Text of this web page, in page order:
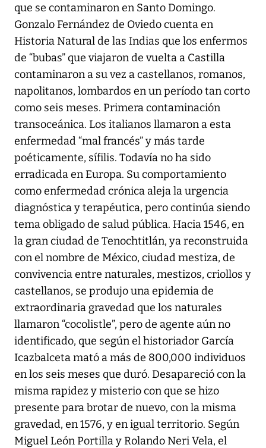
que se contaminaron en Santo Domingo.
Gonzalo Fernández de Oviedo cuenta en
Historia Natural de las Indias que los enfermos
de “bubas” que viajaron de vuelta a Castilla
contaminaron a su vez a castellanos, romanos,
napolitanos, lombardos en un período tan corto
como seis meses. Primera contaminación
transoceánica. Los italianos llamaron a esta
enfermedad “mal francés” y más tarde
poéticamente, sífilis. Todavía no ha sido
erradicada en Europa. Su comportamiento
como enfermedad crónica aleja la urgencia
diagnóstica y terapéutica, pero continúa siendo
tema obligado de salud pública. Hacia 1546, en
la gran ciudad de Tenochtitlán, ya reconstruida
con el nombre de México, ciudad mestiza, de
convivencia entre naturales, mestizos, criollos y
castellanos, se produjo una epidemia de
extraordinaria gravedad que los naturales
llamaron “cocolistle”, pero de agente aún no
identificado, que según el historiador García
Icazbalceta mató a más de 800,000 individuos
en los seis meses que duró. Desapareció con la
misma rapidez y misterio con que se hizo
presente para brotar de nuevo, con la misma
gravedad, en 1576, y en igual territorio. Según
Miguel León Portilla y Rolando Neri Vela, el